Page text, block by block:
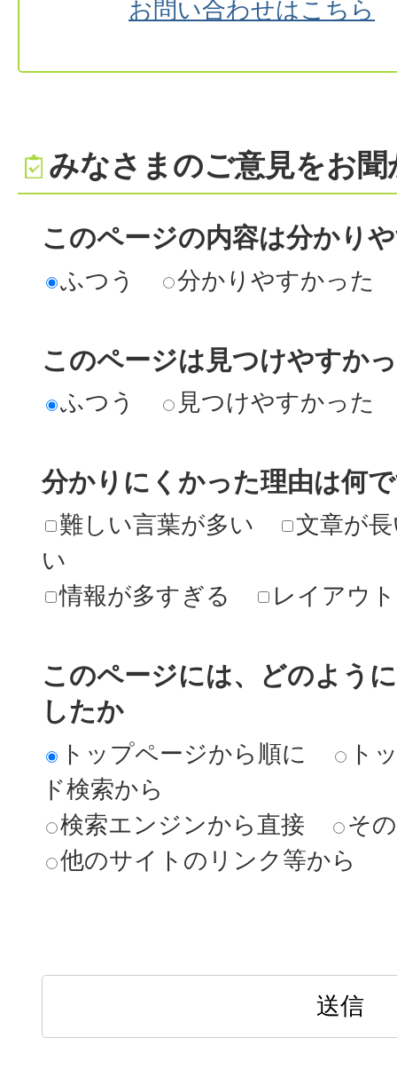
お問い合わせはこちら
みなさまのご意見をお
このページの内容は分かり
ふつう 分かりやすかった
このページは見つけやすか
ふつう 見つけやすかった
分かりにくかった理由は何
難しい言葉が多い
文章が
い
情報が多すぎる
レイアウ
このページには、どのよう
したか
トップページから順に
ト
ド検索から
検索エンジンから直接
そ
他のサイトのリンク等から